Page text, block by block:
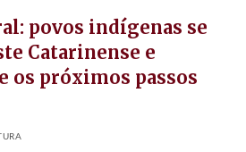
povos indígenas se
Catarinense e
os próximos passos